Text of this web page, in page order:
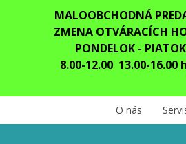
MALOOBCHODNÁ
ZMENA OTVÁRACÍCH
PONDELOK - PIATOK
8.00-12.00 13.00-16.00
O nás